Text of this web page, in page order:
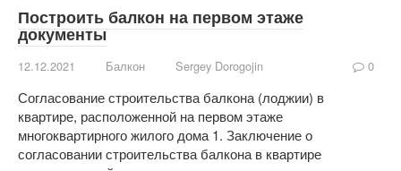
Построить балкон на первом этаже
документы
12.12.2021 Балкон Sergey Dorogojin 0
Согласование строительства балкона (лоджии) в
квартире, расположенной на первом этаже
многоквартирного жилого дома 1. Заключение о
согласовании строительства балкона в квартире